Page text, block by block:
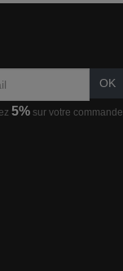
OK
5% sur votre commande